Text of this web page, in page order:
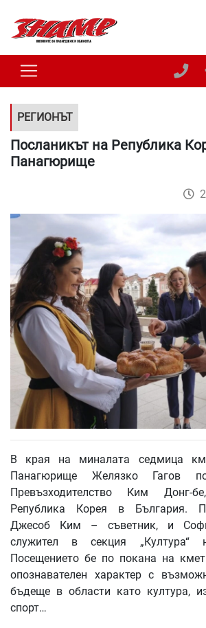
РЕГИОНЪТ
Посланикът на Република
Панагюрище
В края на миналата седмица
Панагюрище Желязко Гагов
Превъзходителство Ким Донг-
Република Корея в България.
Джесоб Ким – съветник, и
служител в секция „Култура“
Посещението бе по покана на
опознавателен характер с
бъдеще в области като култура,
спорт…